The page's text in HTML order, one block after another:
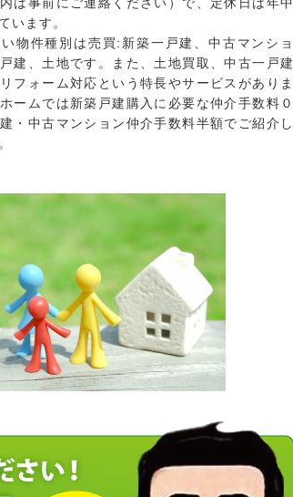
います。
物件種別は売買:新築一戸建、中古マンショ
建、土地です。また、土地買取、中古一戸建
フォーム対応という特長やサービスがありま
ームでは新築戸建購入に必要な仲介手数料０
・中古マンション仲介手数料半額でご紹介し